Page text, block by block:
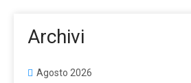
Archivi
Agosto 2026